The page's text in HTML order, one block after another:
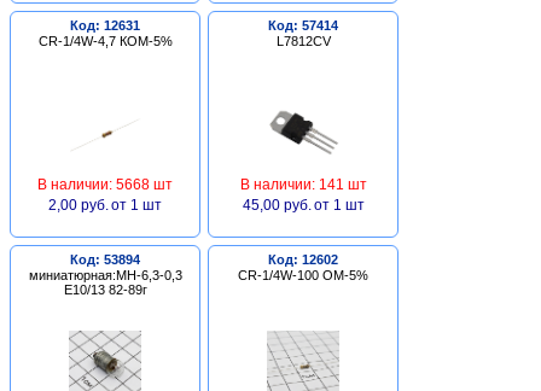
Код: 12631
CR-1/4W-4,7 КОМ-5%
В наличии: 5668 шт
2,00 руб. от 1 шт
Код: 57414
L7812CV
В наличии: 141 шт
45,00 руб. от 1 шт
Код: 53894
миниатюрная:МН-6,3-0,3
Е10/13 82-89г
Код: 12602
CR-1/4W-100 ОМ-5%